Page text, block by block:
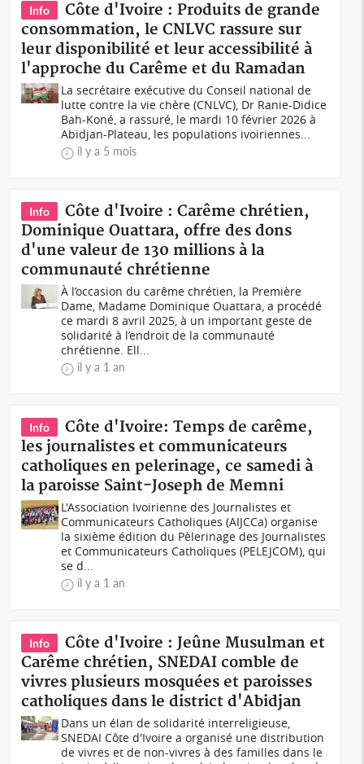
Info
Côte d'Ivoire : Produits de grande
consommation, le CNLVC rassure sur
leur disponibilité et leur accessibilité à
l'approche du Carême et du Ramadan
La secrétaire exécutive du Conseil national de
lutte contre la vie chère (CNLVC), Dr Ranie-Didice
Bah-Koné, a rassuré, le mardi 10 février 2026 à
Abidjan-Plateau, les populations ivoiriennes...
il y a 5 mois
Info
Côte d'Ivoire : Carême chrétien,
Dominique Ouattara, offre des dons
d'une valeur de 130 millions à la
communauté chrétienne
À l’occasion du carême chrétien, la Première
Dame, Madame Dominique Ouattara, a procédé
ce mardi 8 avril 2025, à un important geste de
solidarité à l’endroit de la communauté
chrétienne. Ell...
il y a 1 an
Info
Côte d'Ivoire: Temps de carême,
les journalistes et communicateurs
catholiques en pelerinage, ce samedi à
la paroisse Saint-Joseph de Memni
L'Association Ivoirienne des Journalistes et
Communicateurs Catholiques (AIJCCa) organise
la sixième édition du Pèlerinage des Journalistes
et Communicateurs Catholiques (PELEJCOM), qui
se d...
il y a 1 an
Info
Côte d'Ivoire : Jeûne Musulman et
Carême chrétien, SNEDAI comble de
vivres plusieurs mosquées et paroisses
catholiques dans le district d'Abidjan
Dans un élan de solidarité interreligieuse,
SNEDAI Côte d'Ivoire a organisé une distribution
de vivres et de non-vivres à des familles dans le